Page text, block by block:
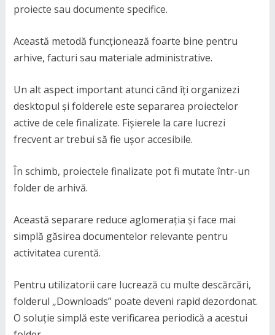
proiecte sau documente specifice.
Această metodă funcționează foarte bine pentru
arhive, facturi sau materiale administrative.
Un alt aspect important atunci când îți organizezi
desktopul și folderele este separarea proiectelor
active de cele finalizate. Fișierele la care lucrezi
frecvent ar trebui să fie ușor accesibile.
În schimb, proiectele finalizate pot fi mutate într-un
folder de arhivă.
Această separare reduce aglomerația și face mai
simplă găsirea documentelor relevante pentru
activitatea curentă.
Pentru utilizatorii care lucrează cu multe descărcări,
folderul „Downloads” poate deveni rapid dezordonat.
O soluție simplă este verificarea periodică a acestui